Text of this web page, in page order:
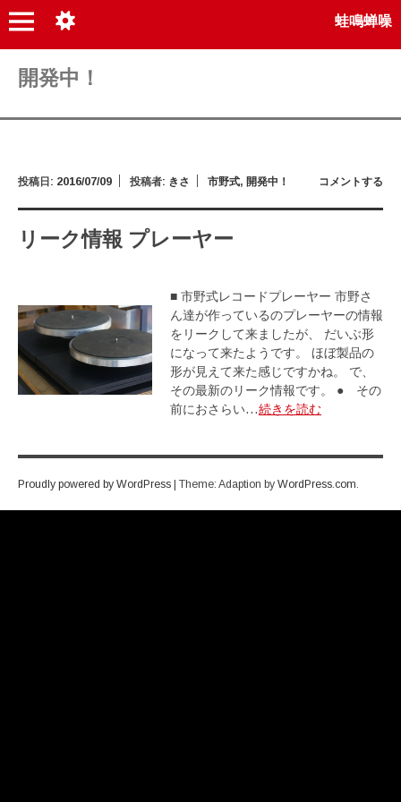
蛙鳴蝉噪
開発中！
コメントする
投稿日: 2016/07/09 投稿者: きさ 市野式, 開発中！
リーク情報 プレーヤー
■ 市野式レコードプレーヤー 市野さ
ん達が作っているのプレーヤーの情報
をリークして来ましたが、 だいぶ形
になって来たようです。 ほぼ製品の
形が見えて来た感じですかね。 で、
その最新のリーク情報です。 ● その
前におさらい…続きを読むリ
報
Proudly powered by WordPress Theme: Adaption by WordPress.com.